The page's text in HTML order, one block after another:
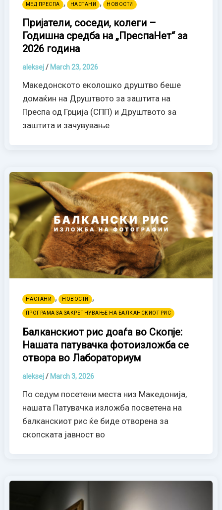
МЕД ПРЕСПА , НАСТАНИ , НОВОСТИ
Пријатели, соседи, колеги –
Годишна средба на „ПреспаНет“ за
2026 година
aleksej/ March 23, 2026
Македонското еколошко друштво беше
домаќин на Друштвото за заштита на
Преспа од Грција (СПП) и Друштвото за
заштита и зачувување
НАСТАНИ , НОВОСТИ ,
ПРОГРАМА ЗА ЗАКРЕПНУВАЊЕ НА БАЛКАНСКИОТ РИС
Балканскиот рис доаѓа во Скопје:
Нашата патувачка фотоизложба се
отвора во Лабораториум
aleksej/ March 3, 2026
По седум посетени места низ Македонија,
нашата Патувачка изложба посветена на
балканскиот рис ќе биде отворена за
скопската јавност во